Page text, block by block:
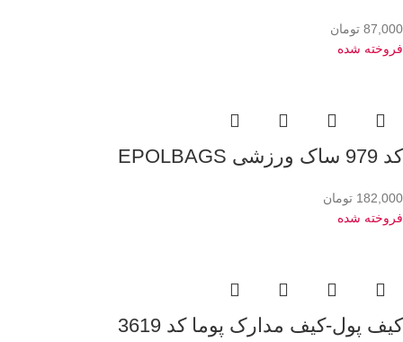
87,000 تومان
فروخته شده
کد 979 ساک ورزشی EPOLBAGS
182,000 تومان
فروخته شده
کیف پول-کیف مدارک پوما کد 3619